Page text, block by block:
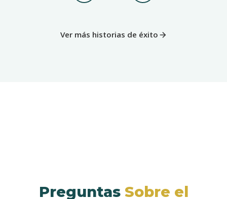
Ver más historias de éxito
Preguntas Sobre el